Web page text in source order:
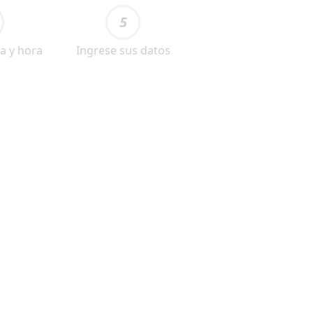
y hora
5
Ingrese sus datos